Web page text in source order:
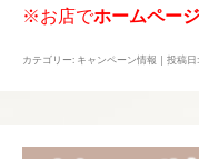
※お店でホームペー
カテゴリー: キャンペーン情報 | 投稿日: